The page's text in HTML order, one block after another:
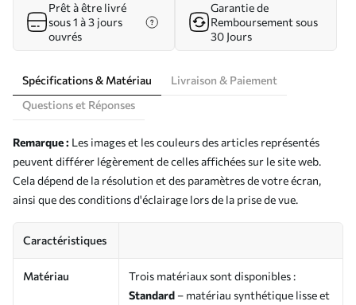
Prêt à être livré
sous 1 à 3 jours
ouvrés
Garantie de
Remboursement sous
30 Jours
Spécifications & Matériau
Livraison & Paiement
Questions et Réponses
Remarque : Les images et les couleurs des articles représentés
peuvent différer légèrement de celles affichées sur le site web.
Cela dépend de la résolution et des paramètres de votre écran,
ainsi que des conditions d'éclairage lors de la prise de vue.
Caractéristiques
Matériau
Trois matériaux sont disponibles :
Standard – matériau synthétique lisse et